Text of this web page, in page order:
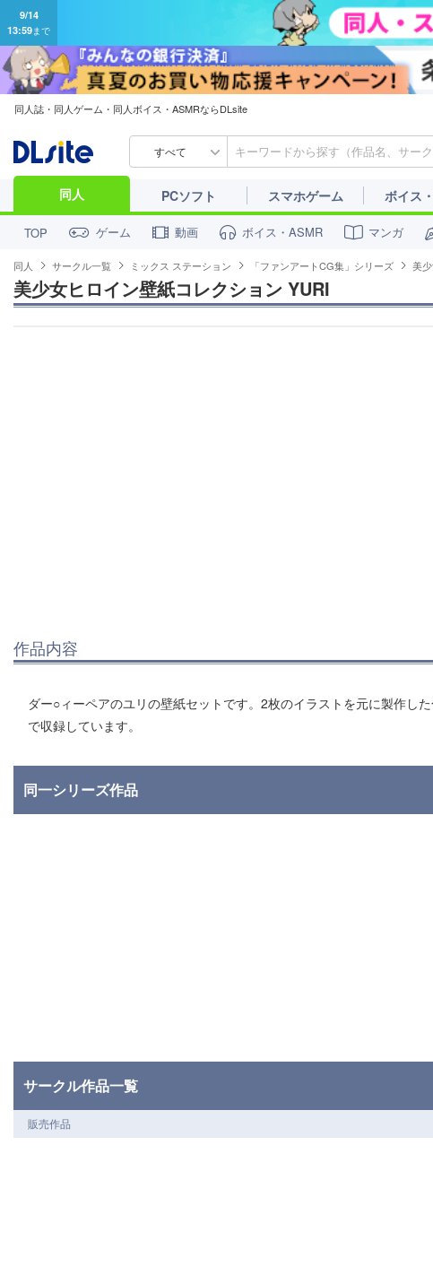
9/14
13:59まで
同人誌・同人ゲーム・同人ボイス・ASMRならDLsite
すべて
同人 PCソフト スマホゲーム ボイス
TOP ゲーム 動画 ボイス・ASMR マンガ
同人 サークル一覧 ミックス ステーション 「ファンアートCG集」シリーズ 美
美少女ヒロイン壁紙コレクション YURI
作品内容
ダー○ィーペアのユリの壁紙セットです。2枚のイラストを元に製作
で収録しています。
同一シリーズ作品
サークル作品一覧
販売作品